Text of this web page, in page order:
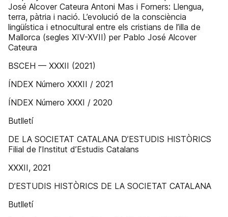
José Alcover Cateura Antoni Mas i Forners: Llengua,
terra, pàtria i nació. L’evolució de la consciència
lingüística i etnocultural entre els cristians de l’illa de
Mallorca (segles XIV-XVII) per Pablo José Alcover
Cateura
BSCEH — XXXII (2021)
ÍNDEX Número XXXII / 2021
ÍNDEX Número XXXI / 2020
Butlletí
DE LA SOCIETAT CATALANA D’ESTUDIS HISTÒRICS
Filial de l’Institut d’Estudis Catalans
XXXII, 2021
D’ESTUDIS HISTÒRICS DE LA SOCIETAT CATALANA
Butlletí